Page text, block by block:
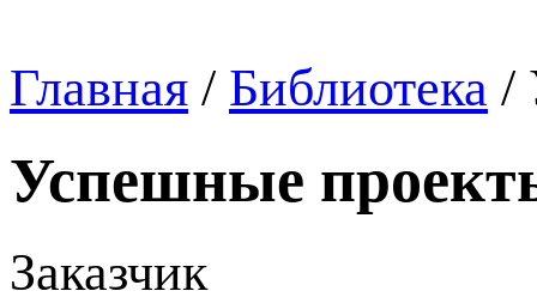
Главная / Библиотека /
Успешные
Заказчик